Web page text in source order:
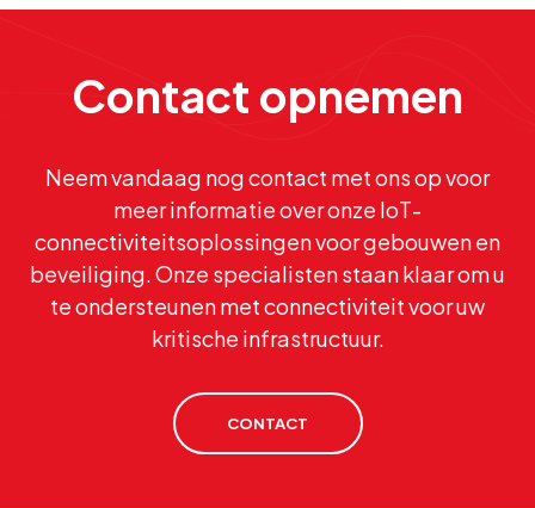
Contact opnemen
Neem vandaag nog contact met ons op voor
meer informatie over onze IoT-
connectiviteitsoplossingen voor gebouwen en
beveiliging. Onze specialisten staan klaar om u
te ondersteunen met connectiviteit voor uw
kritische infrastructuur.
CONTACT